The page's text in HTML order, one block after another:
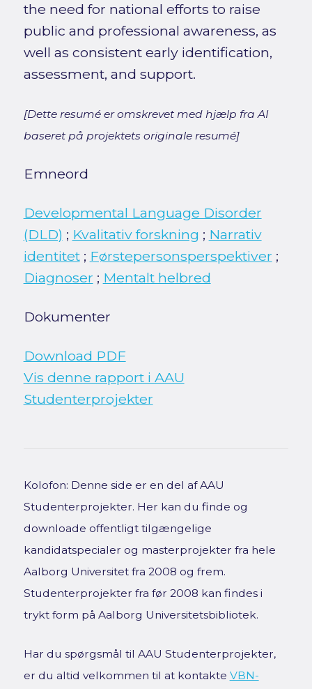
the need for national efforts to raise
public and professional awareness, as
well as consistent early identification,
assessment, and support.
[Dette resumé er omskrevet med hjælp fra AI
baseret på projektets originale resumé]
Emneord
Developmental Language Disorder
(DLD) ; Kvalitativ forskning ; Narrativ
identitet; Førstepersonsperspektiver ;
Diagnoser ; Mentalt helbred
Dokumenter
Download PDF
Vis denne rapport i AAU
Studenterprojekter
Kolofon: Denne side er en del af AAU
Studenterprojekter. Her kan du finde og
downloade offentligt tilgængelige
kandidatspecialer og masterprojekter fra hele
Aalborg Universitet fra 2008 og frem.
Studenterprojekter fra før 2008 kan findes i
trykt form på Aalborg Universitetsbibliotek.
Har du spørgsmål til AAU Studenterprojekter,
er du altid velkommen til at kontakte VBN-